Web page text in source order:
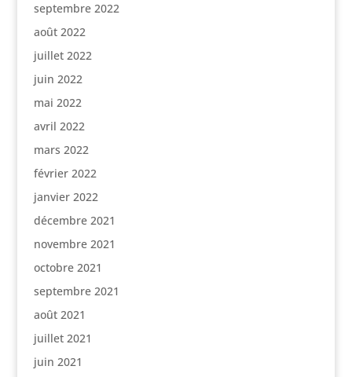
septembre 2022
août 2022
juillet 2022
juin 2022
mai 2022
avril 2022
mars 2022
février 2022
janvier 2022
décembre 2021
novembre 2021
octobre 2021
septembre 2021
août 2021
juillet 2021
juin 2021